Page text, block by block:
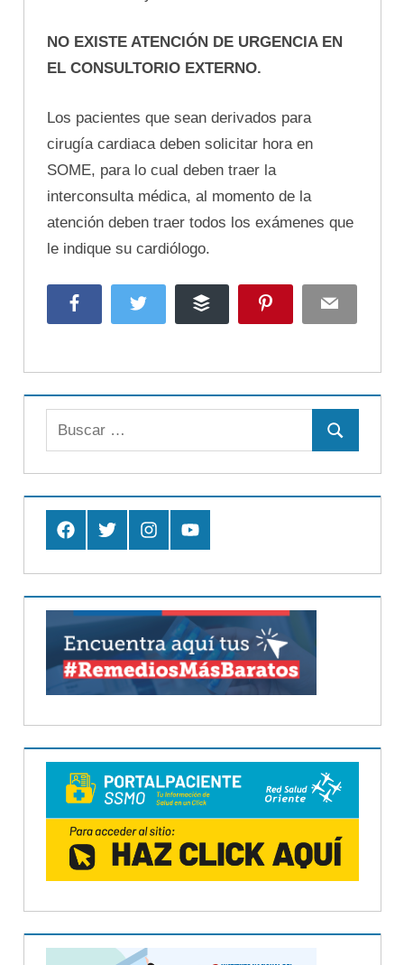
NO EXISTE ATENCIÓN DE URGENCIA EN
EL CONSULTORIO EXTERNO.
Los pacientes que sean derivados para
cirugía cardiaca deben solicitar hora en
SOME, para lo cual deben traer la
interconsulta médica, al momento de la
atención deben traer todos los exámenes que
le indique su cardiólogo.
FacebookTwitter Buffer Pinterest Email
Buscar
FacebookTwitter InstagramYoutube